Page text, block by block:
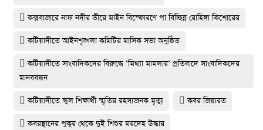
কক্সবাজারে নাফ নদীর তীরে মাইন বিস্ফোরণে পা বিচ্ছিন্ন রোহিঙ্গা কিশোরের
কটিয়াদীতে আইনশৃঙ্খলা কমিটির মাসিক সভা অনুষ্ঠিত
কটিয়াদীতে সাংবাদিকদের বিরুদ্ধে ‘মিথ্যা মামলার’ প্রতিবাদে সাংবাদিকদের
মানববন্ধন
কটিয়াদীতে স্কুল শিক্ষার্থী স্মৃতির রহস্যজনক মৃত্যু কবর জিয়ারত
কবরস্থানের পুকুর থেকে দুই শিশুর মরদেহ উদ্ধার